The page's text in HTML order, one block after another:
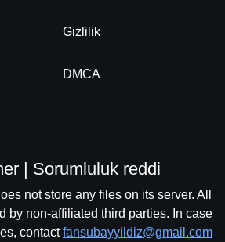
Gizlilik
DMCA
| Sorumluluk reddi
not store any files on its server. All
by non-affiliated third parties. In case
contactfansubayyildiz@gmail.com